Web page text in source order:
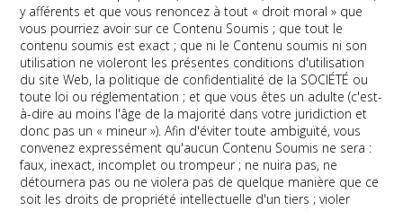
y afférents et que vous renoncez à tout « droit moral » que
vous pourriez avoir sur ce Contenu Soumis ; que tout le
contenu soumis est exact ; que ni le Contenu soumis ni son
utilisation ne violeront les présentes conditions d'utilisation
du site Web, la politique de confidentialité de la SOCIÉTÉ ou
toute loi ou réglementation ; et que vous êtes un adulte (c'est-
à-dire au moins l'âge de la majorité dans votre juridiction et
donc pas un « mineur »). Afin d'éviter toute ambiguïté, vous
convenez expressément qu'aucun Contenu Soumis ne sera :
faux, inexact, incomplet ou trompeur ; ne nuira pas, ne
détournera pas ou ne violera pas de quelque manière que ce
soit les droits de propriété intellectuelle d'un tiers ; violer